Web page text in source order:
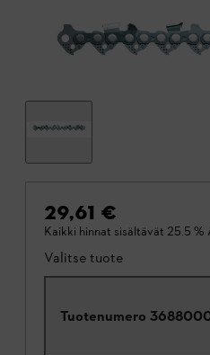
29,61 €
Kaikki hinnat sisältävät 25.5 %
Valitse tuote
Tuotenumero